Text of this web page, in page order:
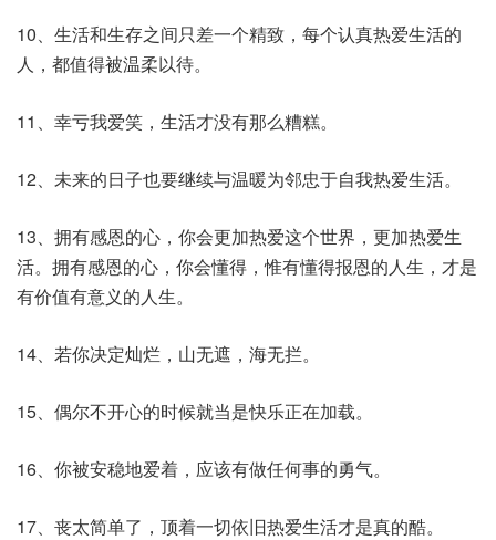
10、生活和生存之间只差一个精致，每个认真热爱生活的
人，都值得被温柔以待。
11、幸亏我爱笑，生活才没有那么糟糕。
12、未来的日子也要继续与温暖为邻忠于自我热爱生活。
13、拥有感恩的心，你会更加热爱这个世界，更加热爱生
活。拥有感恩的心，你会懂得，惟有懂得报恩的人生，才是
有价值有意义的人生。
14、若你决定灿烂，山无遮，海无拦。
15、偶尔不开心的时候就当是快乐正在加载。
16、你被安稳地爱着，应该有做任何事的勇气。
17、丧太简单了，顶着一切依旧热爱生活才是真的酷。